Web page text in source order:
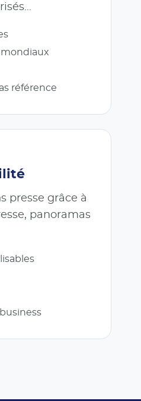
mondiaux
référence
presse grâce à
panoramas